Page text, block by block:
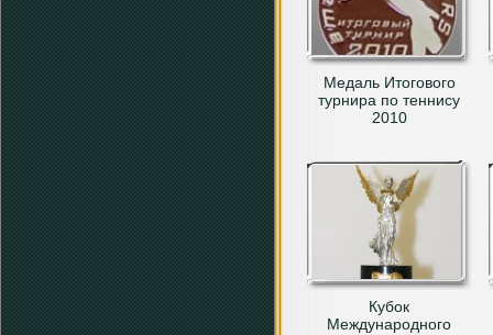
Медаль Итогового
турнира по теннису
2010
Кубок
Международного